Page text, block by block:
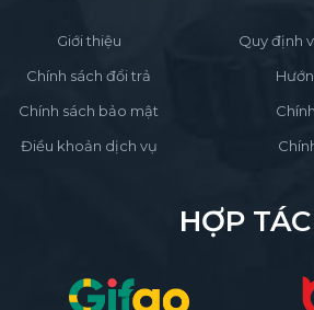
Giới thiệu
Chính sách đổi trả
Chính sách bảo mật
Điều khoản dịch vụ
Quy định
HỢP TÁC